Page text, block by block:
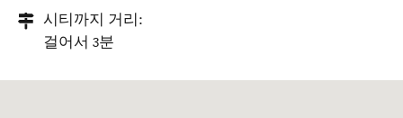
시티까지 거리:
걸어서 3분